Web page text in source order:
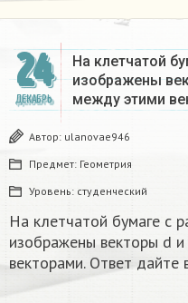
24
ДЕКАБРЬ
На клетчатой
изображены
между этими
Автор: ulanovae946
Предмет: Геометрия
Уровень: студенческий
На клетчатой бумаге с
изображены векторы d
векторами. Ответ дайте